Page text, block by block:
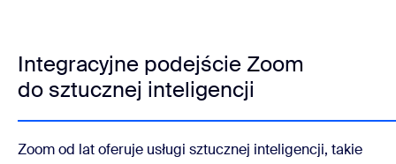
Integracyjne podejście Zoom
do sztucznej inteligencji
Zoom od lat oferuje usługi sztucznej inteligencji, takie